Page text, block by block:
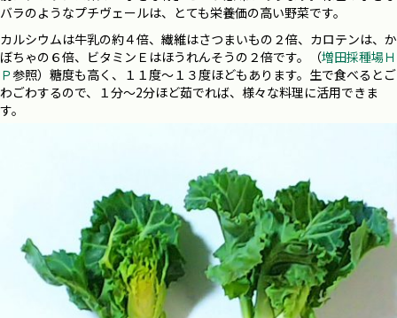
バラのようなプチヴェールは、とても栄養価の高い野菜です。
カルシウムは牛乳の約４倍、繊維はさつまいもの２倍、カロテンは、か
ぼちゃの６倍、ビタミンＥはほうれんそうの２倍です。（増田採種場Ｈ
Ｐ参照）糖度も高く、１１度～１３度ほどもあります。生で食べるとご
わごわするので、１分～2分ほど茹でれば、様々な料理に活用できま
す。